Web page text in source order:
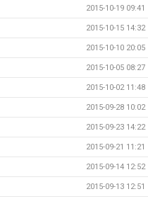
2015-10-19 09:41
2015-10-15 14:32
2015-10-10 20:05
2015-10-05 08:27
2015-10-02 11:48
2015-09-28 10:02
2015-09-23 14:22
2015-09-21 11:21
2015-09-14 12:52
2015-09-13 12:51